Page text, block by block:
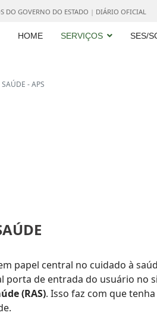
DO GOVERNO DO ESTADO | DIÁRIO OFICIAL
HOME SERVIÇOS SES/
- APS
papel central no cuidado à
porta de entrada do usuário
(RAS). Isso faz com que